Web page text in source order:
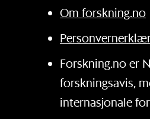
Om forskning.no
Forskning.no er
forskningsavis,
internasjonale